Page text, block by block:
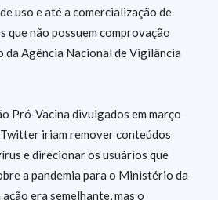
uso e até a comercialização de
não possuem comprovação
Agência Nacional de Vigilância
Pró-Vacina divulgados em março
iriam remover conteúdos
e direcionar os usuários que
a pandemia para o Ministério da
era semelhante, mas o